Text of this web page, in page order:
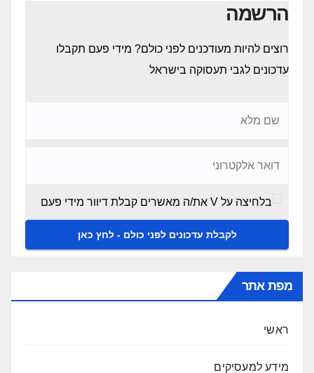
הרשמה
רוצים להיות מעודכנים לפני כולם? מידי פעם תקבלו
עדכונים לגבי תעסוקה בישראל
בלחיצה על V את/ה מאשרים קבלת דיוור מידי פעם
מפת אתר
ראשי
מידע למעסיקים